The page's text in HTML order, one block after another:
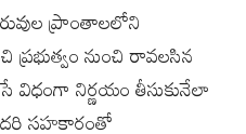
ప్రాంతాలలోని
ప్రభుత్వం నుంచి రావలసిన
విధంగా నిర్ణయం తీసుకునేలా
సహకారంతో